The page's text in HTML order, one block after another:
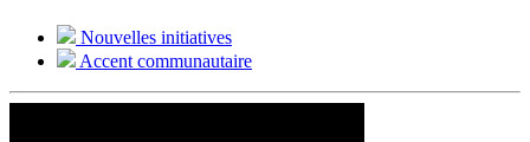
Nouvelles initiatives
Accent communautaire